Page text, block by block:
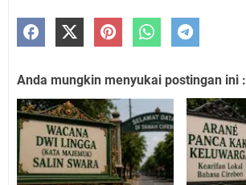
Anda mungkin menyukai postingan ini :